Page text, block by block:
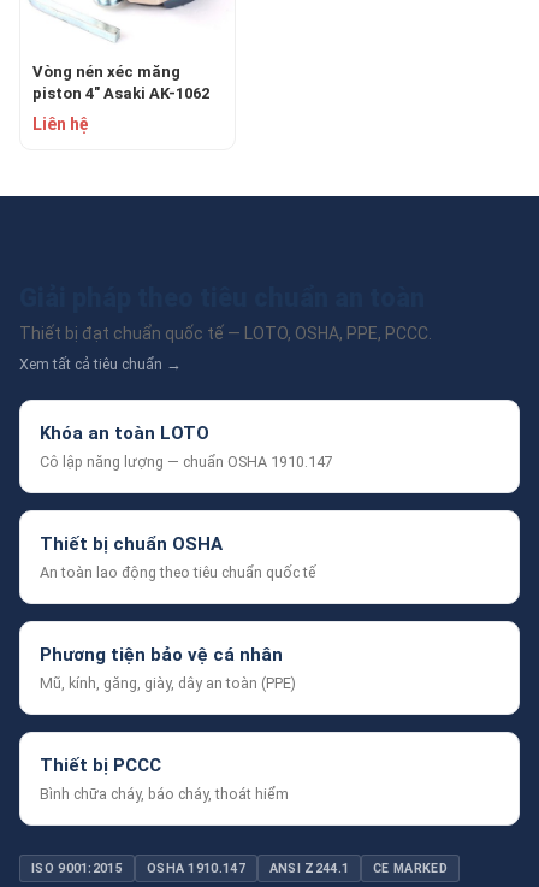
Vòng nén xéc măng
piston 4" Asaki AK-1062
Liên hệ
Thiết bị đạt chuẩn quốc tế — LOTO, OSHA, PPE, PCCC.
Xem tất cả tiêu chuẩn →
Khóa an toàn LOTO
Cô lập năng lượng — chuẩn OSHA 1910.147
Thiết bị chuẩn OSHA
An toàn lao động theo tiêu chuẩn quốc tế
Phương tiện bảo vệ cá nhân
Mũ, kính, găng, giày, dây an toàn (PPE)
Thiết bị PCCC
Bình chữa cháy, báo cháy, thoát hiểm
ISO 9001:2015 OSHA 1910.147 ANSI Z244.1 CE MARKED